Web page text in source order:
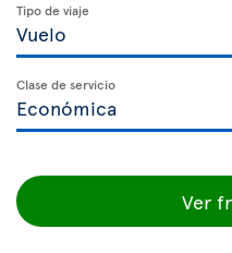
Tipo de viaje
Clase de servicio
Ver